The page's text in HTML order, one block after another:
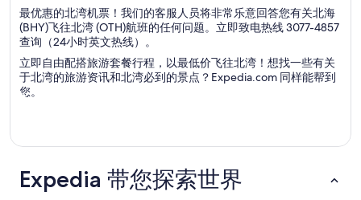
最优惠的北湾机票！我们的客服人员将非常乐意回答您有关北海
(BHY)飞往北湾 (OTH)航班的任何问题。立即致电热线 3077-4857
查询（24小时英文热线）。
立即自由配搭旅游套餐行程，以最低价飞往北湾！想找一些有关
于北湾的旅游资讯和北湾必到的景点？Expedia.com 同样能帮到
您。
Expedia 带您探索世界